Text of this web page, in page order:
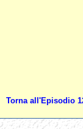
Torna all'Episodio